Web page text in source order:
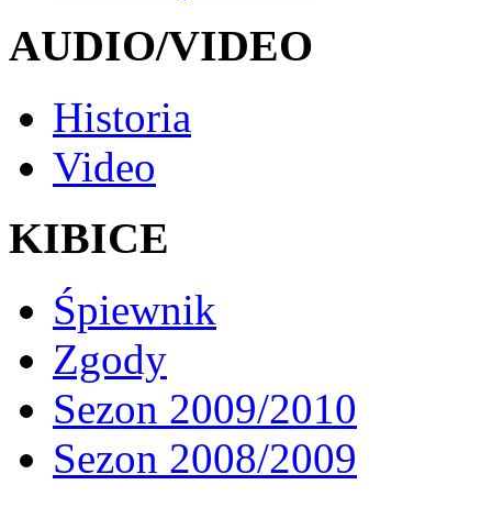
AUDIO/VIDEO
Historia
Video
KIBICE
Śpiewnik
Zgody
Sezon 2009/2010
Sezon 2008/2009